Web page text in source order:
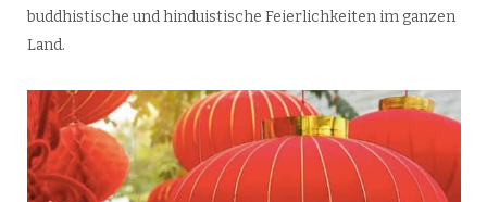
buddhistische und hinduistische Feierlichkeiten im ganzen
Land.